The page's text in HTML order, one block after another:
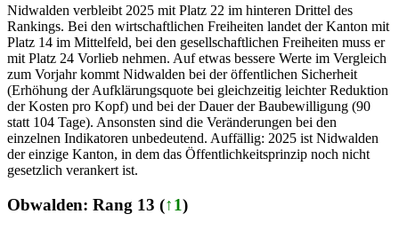
Nidwalden verbleibt 2025 mit Platz 22 im hinteren Drittel des
Rankings. Bei den wirtschaftlichen Freiheiten landet der Kanton mit
Platz 14 im Mittelfeld, bei den gesellschaftlichen Freiheiten muss er
mit Platz 24 Vorlieb nehmen. Auf etwas bessere Werte im Vergleich
zum Vorjahr kommt Nidwalden bei der öffentlichen Sicherheit
(Erhöhung der Aufklärungsquote bei gleichzeitig leichter Reduktion
der Kosten pro Kopf) und bei der Dauer der Baubewilligung (90
statt 104 Tage). Ansonsten sind die Veränderungen bei den
einzelnen Indikatoren unbedeutend. Auffällig: 2025 ist Nidwalden
der einzige Kanton, in dem das Öffentlichkeitsprinzip noch nicht
gesetzlich verankert ist.
Obwalden: Rang 13 (↑1)